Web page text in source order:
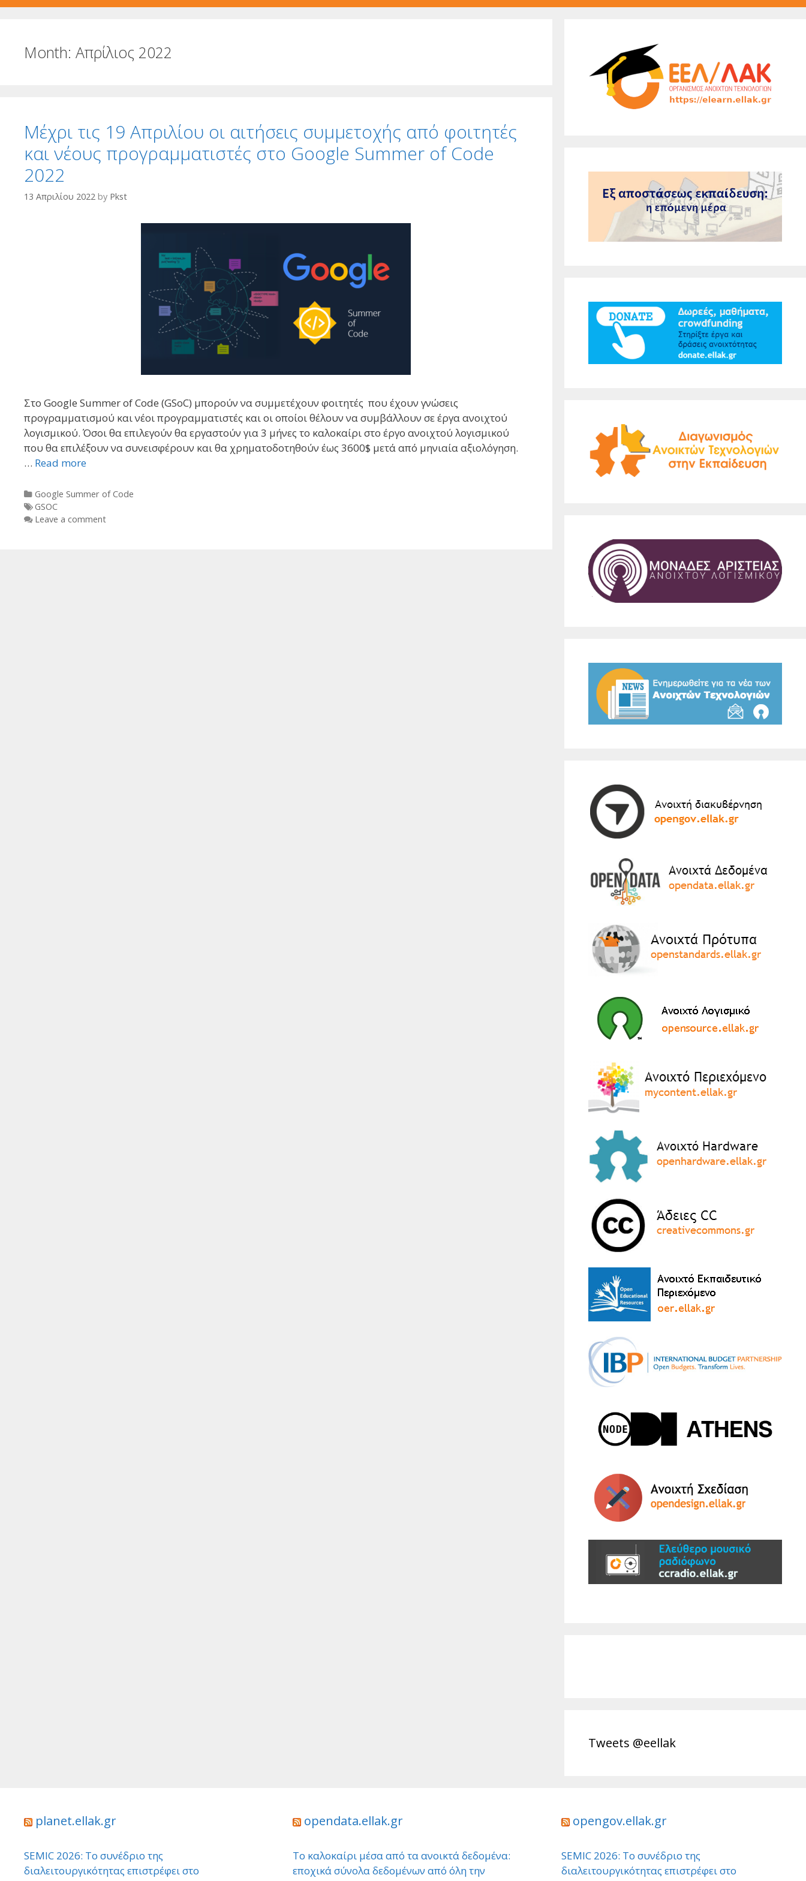
Month: Απρίλιος 2022
Μέχρι τις 19 Απριλίου οι αιτήσεις συμμετοχής από φοιτητές
και νέους προγραμματιστές στο Google Summer of Code
2022
13 Απριλίου 2022 by Pkst
Στο Google Summer of Code (GSoC) μπορούν να συμμετέχουν φοιτητές που έχουν γνώσεις
προγραμματισμού και νέοι προγραμματιστές και οι οποίοι θέλουν να συμβάλλουν σε έργα ανοιχτού
λογισμικού. Όσοι θα επιλεγούν θα εργαστούν για 3 μήνες το καλοκαίρι στο έργο ανοιχτού λογισμικού
που θα επιλέξουν να συνεισφέρουν και θα χρηματοδοτηθούν έως 3600$ μετά από μηνιαία αξιολόγηση.
… Read more
Categories
Google Summer of Code
Tags
GSOC
Leave a comment
Tweets @eellak
planet.ellak.gr
SEMIC 2026: Το συνέδριο της
διαλειτουργικότητας επιστρέφει στο
opendata.ellak.gr
Το καλοκαίρι μέσα από τα ανοικτά δεδομένα:
εποχικά σύνολα δεδομένων από όλη την
opengov.ellak.gr
SEMIC 2026: Το συνέδριο της
διαλειτουργικότητας επιστρέφει στο